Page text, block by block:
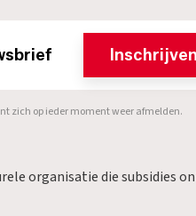
Inschrijven
zich op ieder moment weer afmelden.
organisatie die subsidies